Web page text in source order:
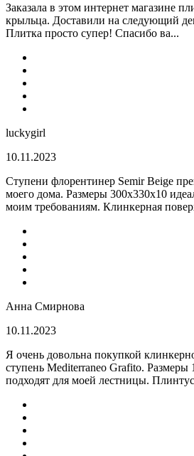
Заказала в этом интернет магазине
крыльца. Доставили на следующий
Плитка просто супер! Спасибо ва...
luckygirl
10.11.2023
Ступени флорентинер Semir Beige
моего дома. Размеры 300х330х10
моим требованиям. Клинкерная
Анна Смирнова
10.11.2023
Я очень довольна покупкой
ступень Mediterraneo Grafito. Размеры
подходят для моей лестницы.